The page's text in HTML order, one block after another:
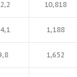
10,818
1,188
1,652